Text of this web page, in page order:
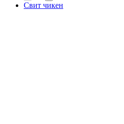
Свит чикен